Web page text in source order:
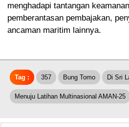
menghadapi tantangan
pemberantasan pembajakan,
ancaman maritim lainnya.
Tag : 357 Bung Tomo Di Sri
Menuju Latihan Multinasional AMAN-25